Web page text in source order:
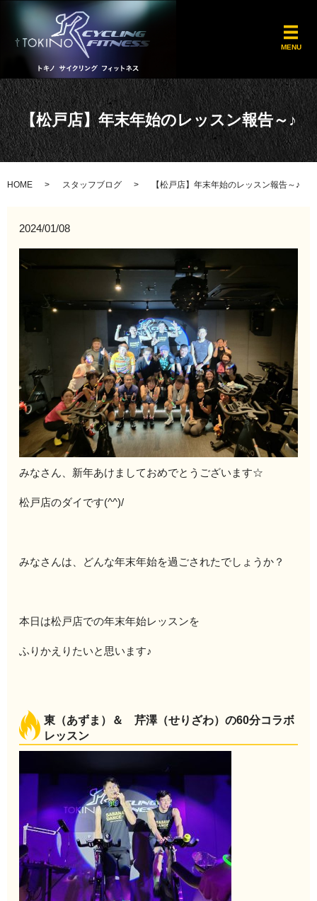
MENU
【松戸店】年末年始のレッスン報告～♪
HOME スタッフブログ 【松戸店】年末年始のレッスン報告～♪
2024/01/08
みなさん、新年あけましておめでとうございます☆
松戸店のダイです(^^)/
みなさんは、どんな年末年始を過ごされたでしょうか？
本日は松戸店での年末年始レッスンを
ふりかえりたいと思います♪
東（あずま）＆ 芹澤（せりざわ）の60分コラボ
レッスン